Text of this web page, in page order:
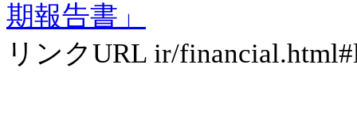
期報告書」
リンクURL ir/